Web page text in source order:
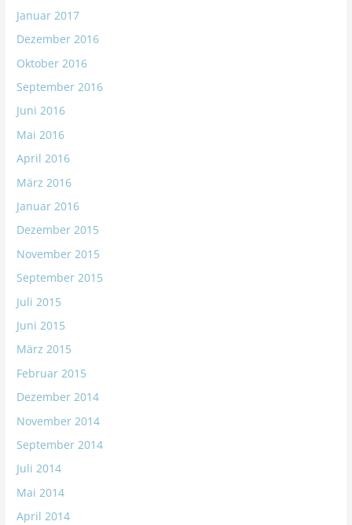
Januar 2017
Dezember 2016
Oktober 2016
September 2016
Juni 2016
Mai 2016
April 2016
März 2016
Januar 2016
Dezember 2015
November 2015
September 2015
Juli 2015
Juni 2015
März 2015
Februar 2015
Dezember 2014
November 2014
September 2014
Juli 2014
Mai 2014
April 2014